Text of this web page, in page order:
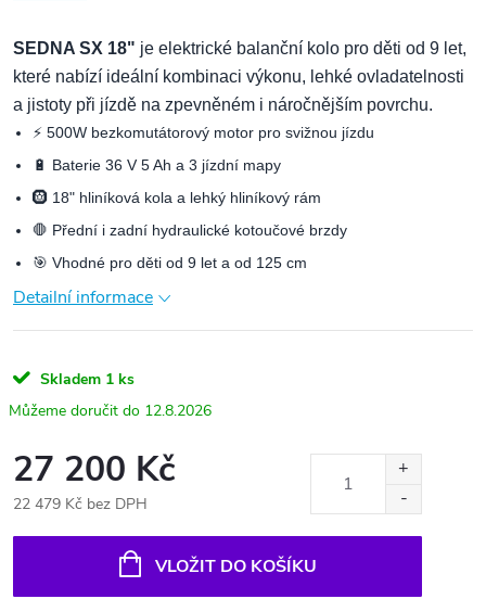
SEDNA SX 18" je elektrické balanční kolo pro děti od 9 let,
které nabízí ideální kombinaci výkonu, lehké ovladatelnosti
a jistoty při jízdě na zpevněném i náročnějším povrchu.
⚡ 500W bezkomutátorový motor pro svižnou jízdu
🔋 Baterie 36 V 5 Ah a 3 jízdní mapy
🛞 18" hliníková kola a lehký hliníkový rám
🛑 Přední i zadní hydraulické kotoučové brzdy
🎯 Vhodné pro děti od 9 let a od 125 cm
Detailní informace
Skladem 1 ks
12.8.2026
27 200 Kč
22 479 Kč bez DPH
VLOŽIT DO KOŠÍKU